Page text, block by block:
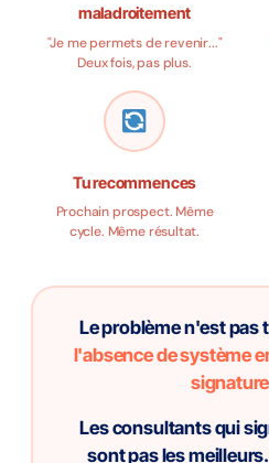
maladroitement
"Je me permets de revenir..."
Deux fois, pas plus.
Tu recommences
Prochain prospect. Même
cycle. Même résultat.
Le problème n'est pas
l'absence de système
Les consultants qui
sont pas les